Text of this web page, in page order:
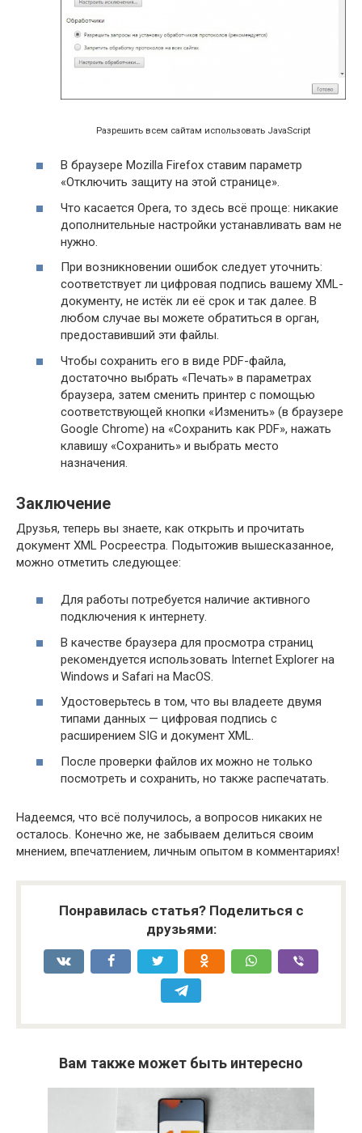
Разрешить всем сайтам использовать JavaScript
В браузере Mozilla Firefox ставим параметр
«Отключить защиту на этой странице».
Что касается Opera, то здесь всё проще: никакие
дополнительные настройки устанавливать вам не
нужно.
При возникновении ошибок следует уточнить:
соответствует ли цифровая подпись вашему XML-
документу, не истёк ли её срок и так далее. В
любом случае вы можете обратиться в орган,
предоставивший эти файлы.
Чтобы сохранить его в виде PDF-файла,
достаточно выбрать «Печать» в параметрах
браузера, затем сменить принтер с помощью
соответствующей кнопки «Изменить» (в браузере
Google Chrome) на «Сохранить как PDF», нажать
клавишу «Сохранить» и выбрать место
назначения.
Заключение
Друзья, теперь вы знаете, как открыть и прочитать
документ XML Росреестра. Подытожив вышесказанное,
можно отметить следующее:
Для работы потребуется наличие активного
подключения к интернету.
В качестве браузера для просмотра страниц
рекомендуется использовать Internet Explorer на
Windows и Safari на MacOS.
Удостоверьтесь в том, что вы владеете двумя
типами данных — цифровая подпись с
расширением SIG и документ XML.
После проверки файлов их можно не только
посмотреть и сохранить, но также распечатать.
Надеемся, что всё получилось, а вопросов никаких не
осталось. Конечно же, не забываем делиться своим
мнением, впечатлением, личным опытом в комментариях!
Понравилась статья? Поделиться с
друзьями:
Вам также может быть интересно